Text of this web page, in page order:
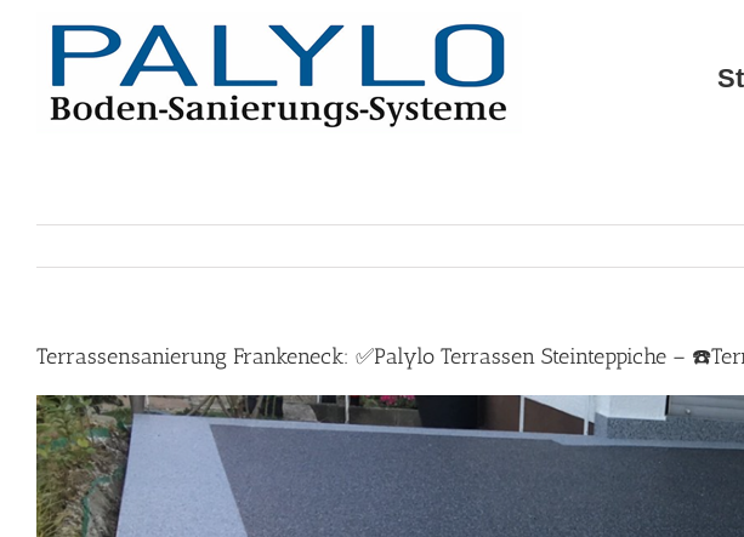
Terrassensanierung Frankeneck: ✅Palylo Terrassen Steinteppiche –